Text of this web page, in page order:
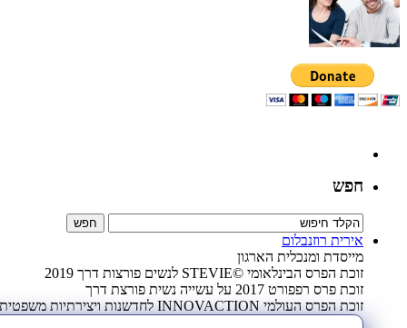
חפש
אירית רוזנבלום
מייסדת ומנכלית הארגון
זוכת הפרס הבינלאומי ©STEVIE לנשים פורצות דרך 2019
זוכת פרס רפפורט 2017 על עשייה נשית פורצת דרך
זוכת הפרס העולמי INNOVACTION לחדשנות ויצירתיות משפטית 2009